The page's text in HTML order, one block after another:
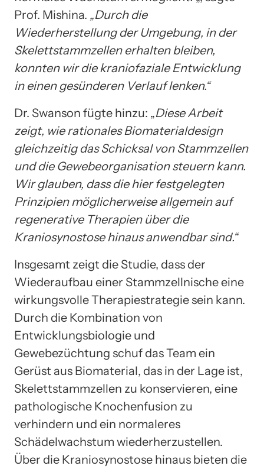
Prof. Mishina. „Durch die
Wiederherstellung der Umgebung, in der
Skelettstammzellen erhalten bleiben,
konnten wir die kraniofaziale Entwicklung
in einen gesünderen Verlauf lenken.“
Dr. Swanson fügte hinzu: „Diese Arbeit
zeigt, wie rationales Biomaterialdesign
gleichzeitig das Schicksal von Stammzellen
und die Gewebeorganisation steuern kann.
Wir glauben, dass die hier festgelegten
Prinzipien möglicherweise allgemein auf
regenerative Therapien über die
Kraniosynostose hinaus anwendbar sind.“
Insgesamt zeigt die Studie, dass der
Wiederaufbau einer Stammzellnische eine
wirkungsvolle Therapiestrategie sein kann.
Durch die Kombination von
Entwicklungsbiologie und
Gewebezüchtung schuf das Team ein
Gerüst aus Biomaterial, das in der Lage ist,
Skelettstammzellen zu konservieren, eine
pathologische Knochenfusion zu
verhindern und ein normaleres
Schädelwachstum wiederherzustellen.
Über die Kraniosynostose hinaus bieten die